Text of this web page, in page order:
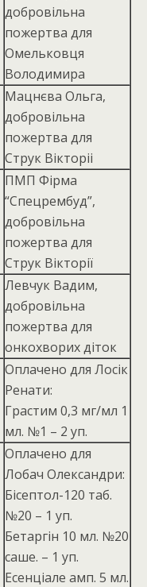
добровільна
пожертва для
Омельковця
Володимира
Мацнєва Ольга,
добровiльна
пожертва для
Струк Вiкторii
ПМП Фірма
“Спецрембуд”,
добровільна
пожертва для
Струк Вiкторiї
Левчук Вадим,
добровiльна
пожертва для
онкохворих дiток
Оплачено для Лосік
Ренати:
Грастим 0,3 мг/мл 1
мл. №1 – 2 уп.
Оплачено для
Лобач Олександри:
Бісептол-120 таб.
№20 – 1 уп.
Бетаргін 10 мл. №20
саше. – 1 уп.
Есенціале амп. 5 мл.